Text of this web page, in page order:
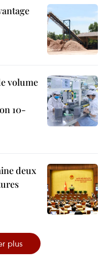
volume
10-
deux
plus